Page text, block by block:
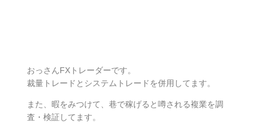
おっさんFXトレーダーです。
裁量トレードとシステムトレードを併用してます。
また、暇をみつけて、巷で稼げると噂される複業を調
査・検証してます。